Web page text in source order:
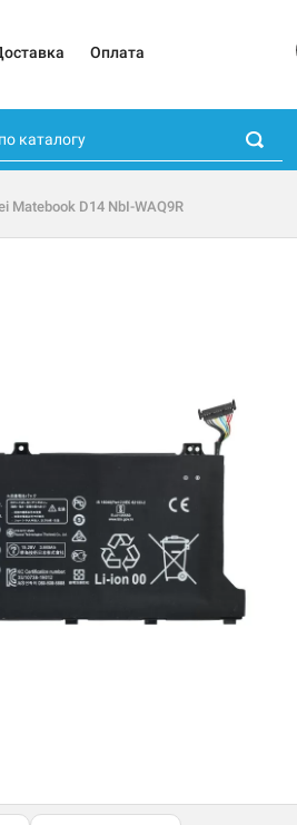
Оплата
Matebook D14 NbI-WAQ9R